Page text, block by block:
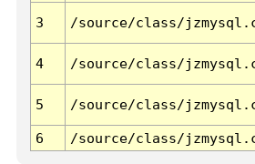
3 /source/class/
4 /source/class/
5 /source/class/
6 /source/class/